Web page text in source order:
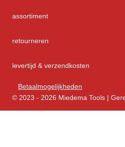
assortiment
retourneren
levertijd & verzendkosten
Betaalmogelijkheden
© 2023 - 2026 Miedema Tools |